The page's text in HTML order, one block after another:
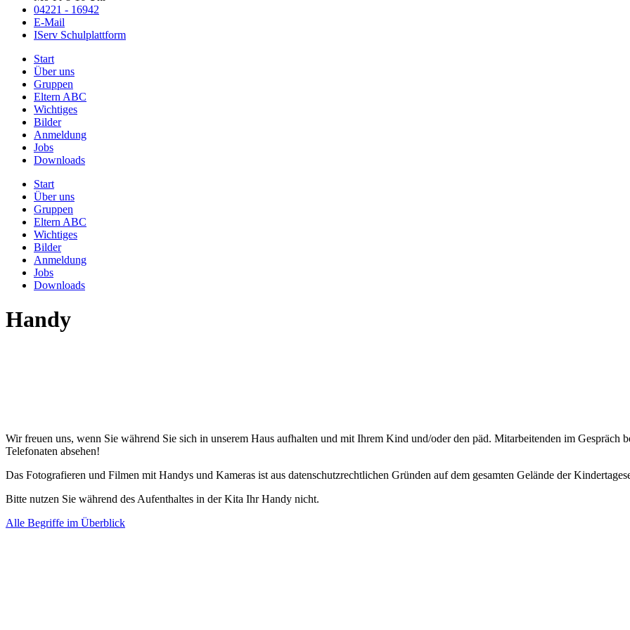
04221 - 16942
E-Mail
IServ Schulplattform
Start
Über uns
Gruppen
Eltern ABC
Wichtiges
Bilder
Anmeldung
Jobs
Downloads
Start
Über uns
Gruppen
Eltern ABC
Wichtiges
Bilder
Anmeldung
Jobs
Downloads
Handy
Wir freuen uns, wenn Sie während Sie sich in unserem Haus aufhalten und mit Ihrem Kind und/oder den päd. Mitarbeitenden im Gespräch
Telefonaten absehen!
Das Fotografieren und Filmen mit Handys und Kameras ist aus datenschutzrechtlichen Gründen auf dem gesamten Gelände der
Bitte nutzen Sie während des Aufenthaltes in der Kita Ihr Handy nicht.
Alle Begriffe im Überblick